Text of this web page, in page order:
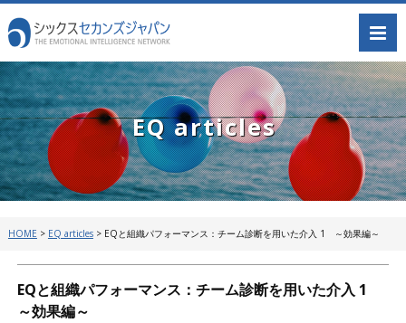
EQ articles
HOME > EQ articles> EQと組織パフォーマンス：チーム診断を用いた介入 1 ～効果編～
EQと組織パフォーマンス：チーム診断を用いた介入 1
～効果編～